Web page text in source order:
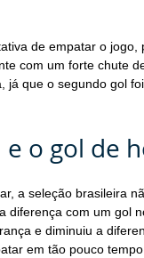
de empatar o
com um forte chute
já que o segundo gol
o gol de
a seleção brasileira
diferença com um gol
e diminuiu a
em tão pouco